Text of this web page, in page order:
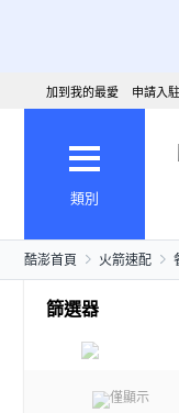
加到我的最愛 申請入駐
類別
酷澎首頁 火箭速配
篩選器
僅顯示